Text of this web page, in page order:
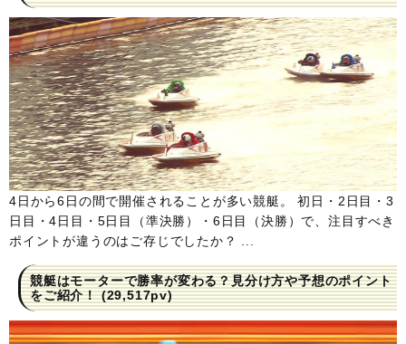
4日から6日の間で開催されることが多い競艇。 初日・2日目・3
日目・4日目・5日目（準決勝）・6日目（決勝）で、注目すべき
ポイントが違うのはご存じでしたか？ ...
競艇はモーターで勝率が変わる？見分け方や予想のポイント
をご紹介！(29,517pv)